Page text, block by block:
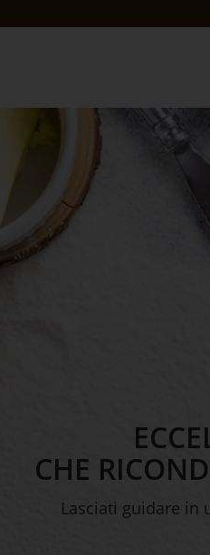
CHE
Lasciati guidare in